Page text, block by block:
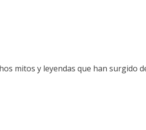
mitos y leyendas que han surgido